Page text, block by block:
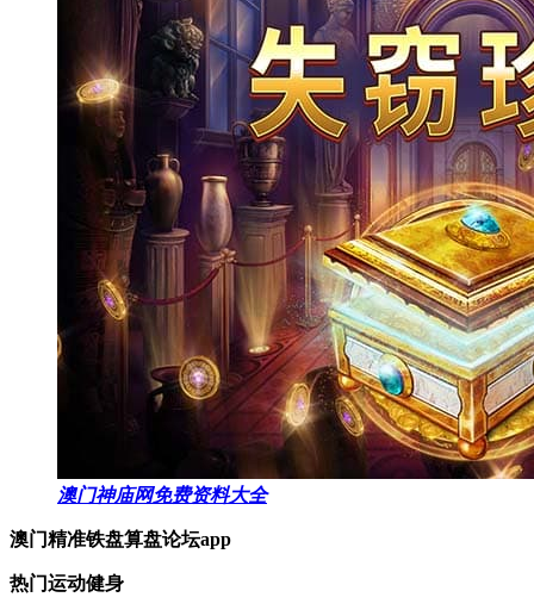
澳门神庙网免费资料大全
澳门精准铁盘算盘论坛app
热门运动健身